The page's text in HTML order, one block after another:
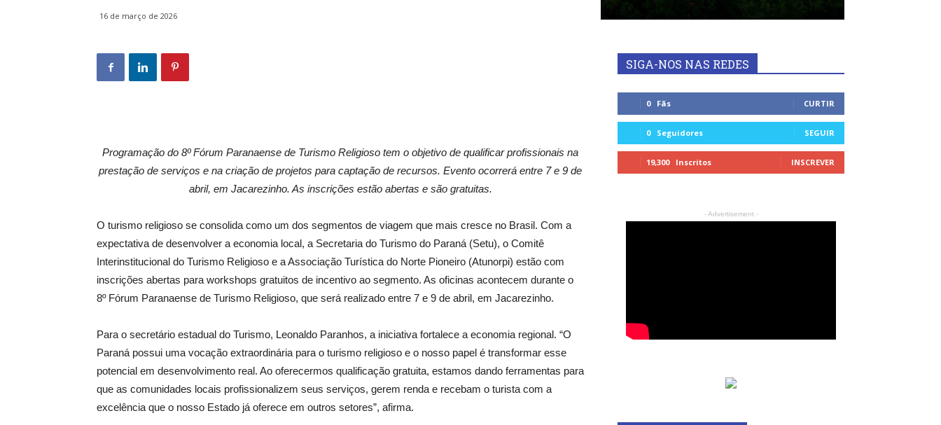
16 de março de 2026
Programação do 8º Fórum Paranaense de Turismo Religioso tem o objetivo de qualificar profissionais na
prestação de serviços e na criação de projetos para captação de recursos. Evento ocorrerá entre 7 e 9 de
abril, em Jacarezinho. As inscrições estão abertas e são gratuitas.
O turismo religioso se consolida como um dos segmentos de viagem que mais cresce no Brasil. Com a
expectativa de desenvolver a economia local, a Secretaria do Turismo do Paraná (Setu), o Comitê
Interinstitucional do Turismo Religioso e a Associação Turística do Norte Pioneiro (Atunorpi) estão com
inscrições abertas para workshops gratuitos de incentivo ao segmento. As oficinas acontecem durante o
8º Fórum Paranaense de Turismo Religioso, que será realizado entre 7 e 9 de abril, em Jacarezinho.
Para o secretário estadual do Turismo, Leonaldo Paranhos, a iniciativa fortalece a economia regional. “O
Paraná possui uma vocação extraordinária para o turismo religioso e o nosso papel é transformar esse
potencial em desenvolvimento real. Ao oferecermos qualificação gratuita, estamos dando ferramentas para
que as comunidades locais profissionalizem seus serviços, gerem renda e recebam o turista com a
excelência que o nosso Estado já oferece em outros setores”, afirma.
SIGA-NOS NAS REDES
0 Fãs CURTIR
0 Seguidores SEGUIR
19,300 Inscritos INSCREVER
- Advertisement -